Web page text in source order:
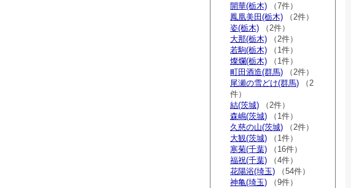
開華(栃木) （7件）
鳳凰美田(栃木) （2件）
姿(栃木) （2件）
大那(栃木) （2件）
若駒(栃木) （1件）
燦爛(栃木) （1件）
町田酒造(群馬) （2件）
尾瀬の雪どけ(群馬) （2
件）
結(茨城) （2件）
森嶋(茨城) （1件）
久慈の山(茨城) （2件）
大観(茨城) （1件）
寒菊(千葉) （16件）
福祝(千葉) （4件）
花陽浴(埼玉) （54件）
神亀(埼玉) （9件）